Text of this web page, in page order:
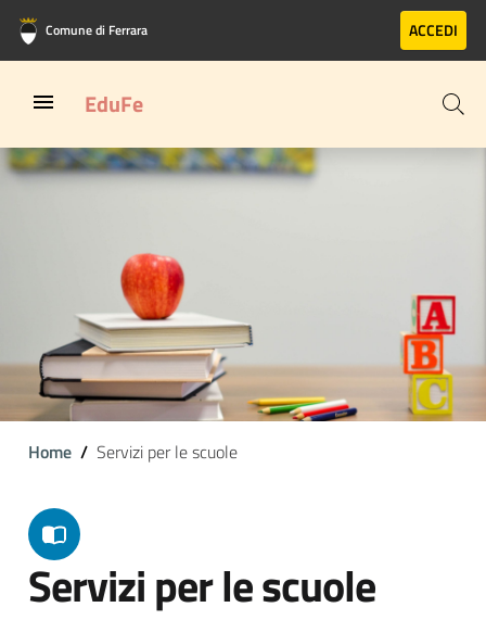
Vai al contenuto principale
Vai al footer
Comune di Ferrara ACCEDI
EduFe
Home Servizi per le scuole
Servizi per le scuole